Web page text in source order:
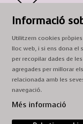
© Ajuntament de Santa
Adreça: c. del Prat, 16,
A/e:cultura@scf.cat
Sitemap
Informació
Utilitzem cookies
lloc web, i si ens dona el
per recopilar dades de
agregades per millorar
relacionada amb les
navegació.
Més informació